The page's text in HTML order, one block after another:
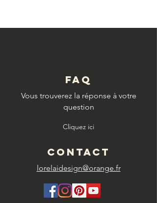
FAQ
Vous trouverez la réponse à votre
question
Cliquez ici
CONTACT
lorelaidesign@orange.fr